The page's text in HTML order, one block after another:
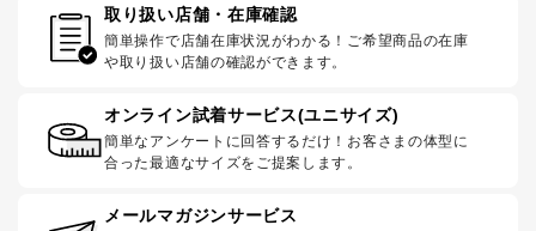
取り扱い店舗・在庫確認
簡単操作で店舗在庫状況がわかる！ご希望商品の在庫
や取り扱い店舗の確認ができます。
オンライン試着サービス(ユニサイズ)
簡単なアンケートに回答するだけ！お客さまの体型に
合った最適なサイズをご提案します。
メールマガジンサービス